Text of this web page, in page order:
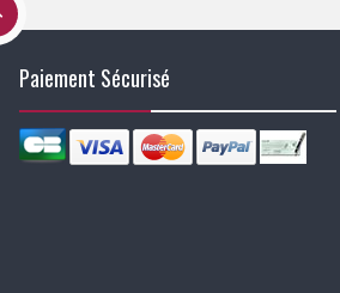
Paiement Sécurisé
les réglementations. Personnalisez